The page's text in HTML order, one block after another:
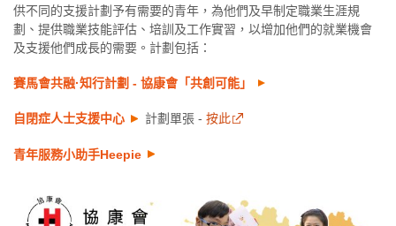
供不同的支援計劃予有需要的青年，為他們及早制定職業生涯規
劃、提供職業技能評估、培訓及工作實習，以增加他們的就業機會
及支援他們成長的需要。計劃包括：
賽馬會共融·知行計劃 - 協康會「共創可能」
自閉症人士支援中心 計劃單張 - 按此
青年服務小助手Heepie